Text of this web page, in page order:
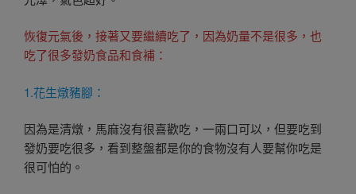
恢復元氣後，接著又要繼續吃了，因為奶量不是很多，也
吃了很多發奶食品和食補：
1.花生燉豬腳：
因為是清燉，馬麻沒有很喜歡吃，一兩口可以，但要吃到
發奶要吃很多，看到整盤都是你的食物沒有人要幫你吃是
很可怕的。